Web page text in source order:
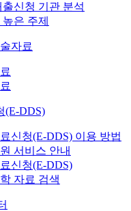
출신청 기관 분석
은 주제
자료
(E-DDS)
신청(E-DDS) 이용 방법
서비스 안내
신청(E-DDS)
자료 검색